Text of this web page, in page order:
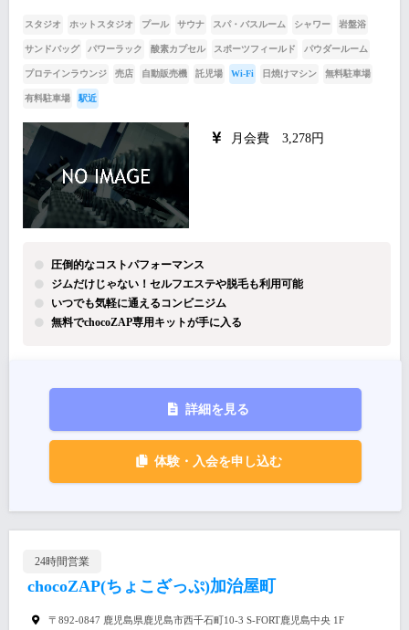
スタジオ ホットスタジオ プール サウナ スパ・バスルーム シャワー 岩盤浴
サンドバッグ パワーラック 酸素カプセル スポーツフィールド パウダールーム
プロテインラウンジ 売店 自動販売機 託児場 Wi-Fi 日焼けマシン 無料駐車場
有料駐車場 駅近
月会費 3,278円
圧倒的なコストパフォーマンス
ジムだけじゃない！セルフエステや脱毛も利用可能
いつでも気軽に通えるコンビニジム
無料でchocoZAP専用キットが手に入る
詳細を見る
体験・入会を申し込む
24時間営業
chocoZAP(ちょこざっぷ)加治屋町
〒892-0847 鹿児島県鹿児島市西千石町10-3 S-FORT鹿児島中央 1F